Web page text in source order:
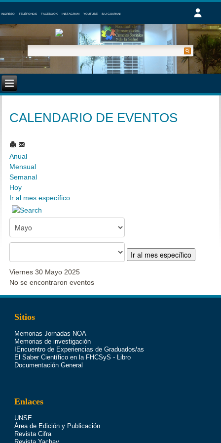
INGRESO TELÉFONOS FACEBOOK INSTAGRAM YOUTUBE SIU GUARANI
CALENDARIO DE EVENTOS
Anual
Mensual
Semanal
Hoy
Ir al mes específico
Ir al mes específico
Viernes 30 Mayo 2025
No se encontraron eventos
Sitios
Memorias Jornadas NOA
Memorias de investigación
IEncuentro de Experiencias de Graduados/as
El Saber Científico en la FHCSyS - Libro
Documentación General
Enlaces
UNSE
Área de Edición y Publicación
Revista Cifra